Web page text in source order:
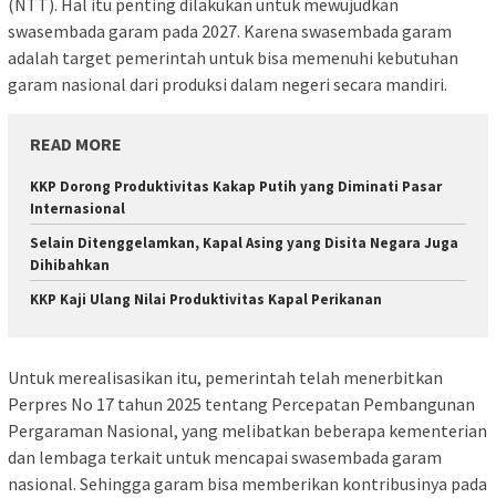
swasembada garam pada 2027. Karena swasembada garam
adalah target pemerintah untuk bisa memenuhi kebutuhan
garam nasional dari produksi dalam negeri secara mandiri.
READ MORE
KKP Dorong Produktivitas Kakap Putih yang Diminati Pasar
Internasional
Selain Ditenggelamkan, Kapal Asing yang Disita Negara Juga
Dihibahkan
KKP Kaji Ulang Nilai Produktivitas Kapal Perikanan
Untuk merealisasikan itu, pemerintah telah menerbitkan
Perpres No 17 tahun 2025 tentang Percepatan Pembangunan
Pergaraman Nasional, yang melibatkan beberapa kementerian
dan lembaga terkait untuk mencapai swasembada garam
nasional. Sehingga garam bisa memberikan kontribusinya pada